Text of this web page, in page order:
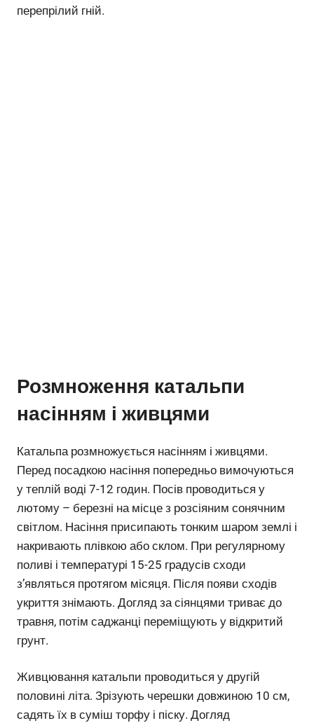
перепрілий гній.
Розмноження катальпи
насінням і живцями
Катальпа розмножується насінням і живцями.
Перед посадкою насіння попередньо вимочуються
у теплій воді 7-12 годин. Посів проводиться у
лютому – березні на місце з розсіяним сонячним
світлом. Насіння присипають тонким шаром землі і
накривають плівкою або склом. При регулярному
поливі і температурі 15-25 градусів сходи
з’являться протягом місяця. Після появи сходів
укриття знімають. Догляд за сіянцями триває до
травня, потім саджанці переміщують у відкритий
грунт.
Живцювання катальпи проводиться у другій
половині літа. Зрізують черешки довжиною 10 см,
садять їх в суміш торфу і піску. Догляд